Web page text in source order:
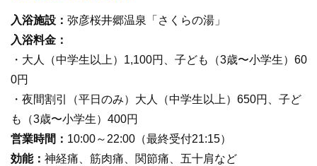
入浴施設： 弥彦桜井郷温泉「さくらの湯」
入浴料金：
・大人（中学生以上）1,100円、子ども（3歳〜小学生）60
0円
・夜間割引（平日のみ）大人（中学生以上）650円、子ど
も（3歳〜小学生）400円
営業時間： 10:00～22:00（最終受付21:15）
効能： 神経痛、筋肉痛、関節痛、五十肩など